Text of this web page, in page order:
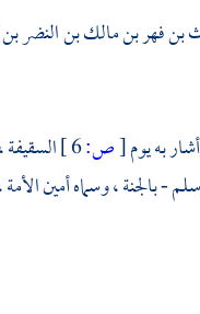
فهر بن مالك بن النضر
به يوم[ص:
- بالجنة ، وسماه أمين